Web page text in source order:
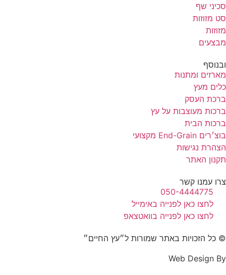
סכיני שף
סט מזוזות
מזוזות
מבצעים
ובנוסף
מארזים ומתנות
כלים מעץ
ברכת העסק
ברכות מעוצבות על עץ
ברכות הבית
בוצ׳רים End-Grain מקצועי
הצהרת נגישות
תקנון האתר
צרו עמנו קשר
050-4444775
לחצו כאן לפנייה באימייל
לחצו כאן לפנייה בוואטצאפ
© כל הזכויות באתר שמורות ל״עץ החיים״
Web Design By